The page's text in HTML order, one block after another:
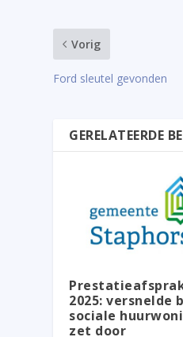
Vorig
Ford sleutel gevonden
GERELATEERDE
2025: versnelde
sociale
zet door